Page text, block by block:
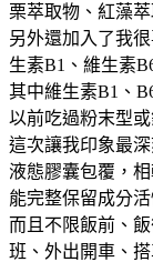
栗萃取物、紅藻
另外還加入了我
生素B1、維生素
其中維生素B1、
以前吃過粉末型
這次讓我印象最
液態膠囊包覆，
能完整保留成分
而且不限飯前、
班、外出開車、